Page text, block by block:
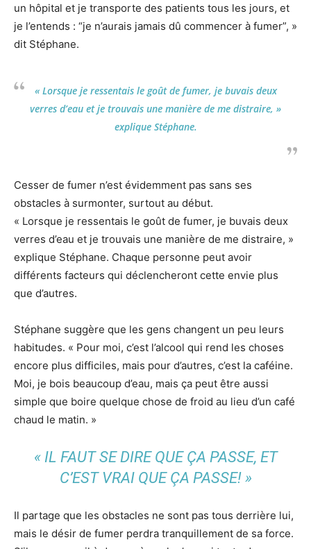
un hôpital et je transporte des patients tous les jours, et
je l’entends : “je n’aurais jamais dû commencer à fumer”, »
dit Stéphane.
« Lorsque je ressentais le goût de fumer, je buvais deux
verres d’eau et je trouvais une manière de me distraire, »
explique Stéphane.
Cesser de fumer n’est évidemment pas sans ses
obstacles à surmonter, surtout au début.
« Lorsque je ressentais le goût de fumer, je buvais deux
verres d’eau et je trouvais une manière de me distraire, »
explique Stéphane. Chaque personne peut avoir
différents facteurs qui déclencheront cette envie plus
que d’autres.
Stéphane suggère que les gens changent un peu leurs
habitudes. « Pour moi, c’est l’alcool qui rend les choses
encore plus difficiles, mais pour d’autres, c’est la caféine.
Moi, je bois beaucoup d’eau, mais ça peut être aussi
simple que boire quelque chose de froid au lieu d’un café
chaud le matin. »
« IL FAUT SE DIRE QUE ÇA PASSE, ET
C’EST VRAI QUE ÇA PASSE! »
Il partage que les obstacles ne sont pas tous derrière lui,
mais le désir de fumer perdra tranquillement de sa force.